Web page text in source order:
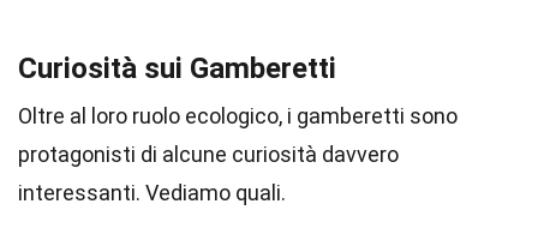
Curiosità sui Gamberetti
Oltre al loro ruolo ecologico, i gamberetti sono
protagonisti di alcune curiosità davvero
interessanti. Vediamo quali.